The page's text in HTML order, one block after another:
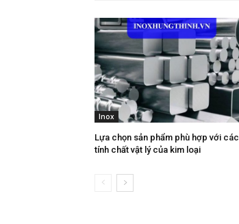
Inox
Lựa chọn sản phẩm phù hợp với các
tính chất vật lý của kim loại